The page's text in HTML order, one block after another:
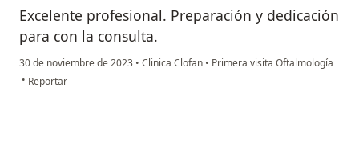
Excelente profesional. Preparación y dedicación
para con la consulta.
30 de noviembre de 2023 • Clinica Clofan • Primera visita Oftalmología
• en opinión del usuario Helber H Rodriguez
Reportar